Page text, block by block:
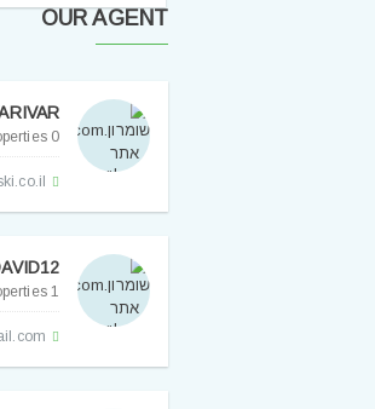
OUR AGENT
0 Properties
1 Properties